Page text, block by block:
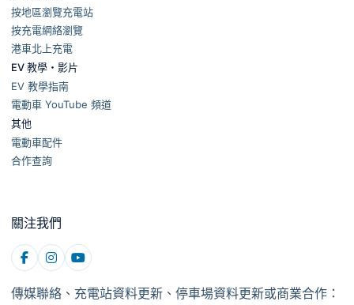
按地區瀏覽充電站
按充電網絡瀏覽
港車北上充電
EV 教學・影片
EV 教學指南
電動車 YouTube 頻道
其他
電動車配件
合作查詢
關注我們
傳媒聯絡、充電站資料更新、停車場資料更新或商業合作：